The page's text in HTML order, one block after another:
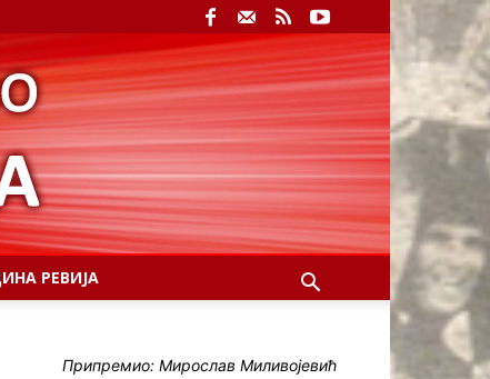
РЕВИЈА
Припремио: Мирослав Миливојевић